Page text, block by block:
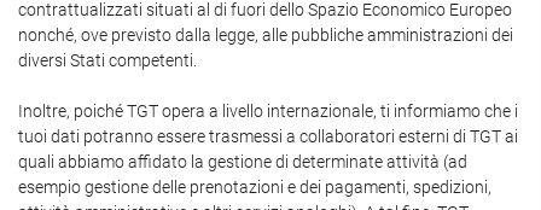
contrattualizzati situati al di fuori dello Spazio Economico Europeo
nonché, ove previsto dalla legge, alle pubbliche amministrazioni dei
diversi Stati competenti.
Inoltre, poiché TGT opera a livello internazionale, ti informiamo che i
tuoi dati potranno essere trasmessi a collaboratori esterni di TGT ai
quali abbiamo affidato la gestione di determinate attività (ad
esempio gestione delle prenotazioni e dei pagamenti, spedizioni,